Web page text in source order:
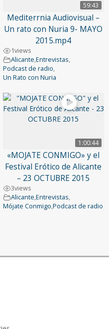
59:43
Mediterrnia Audiovisual –
Un rato con Nuria 9- MAYO
2015.mp4
1views
Alicante,Entrevistas,
Podcast de radio,
Un Rato con Nuria
1:00:44
«MOJATE CONMIGO» y el
Festival Erótico de Alicante
– 23 OCTUBRE 2015
3views
Alicante,Entrevistas,
Mójate Conmigo,Podcast de radio